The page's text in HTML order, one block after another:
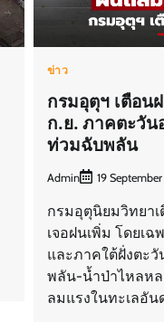
ข่าว
กรมอุตุฯ เตือน
ก.ย. ภาคตะวัน
ท่วมฉับพลัน
Admin 19
กรมอุตุนิยมวิทยาเ
เจอฝนเพิ่ม โดยเ
และภาคใต้ฝั่งตะ
พลัน-น้ำป่าไหลห
ลมแรงในทะเลอั